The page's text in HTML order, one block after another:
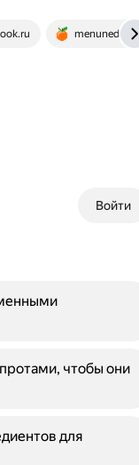
menunedeli.ru
Войти
чтобы они
для